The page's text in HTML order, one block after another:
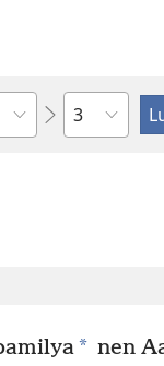
Kapitulo
* nen